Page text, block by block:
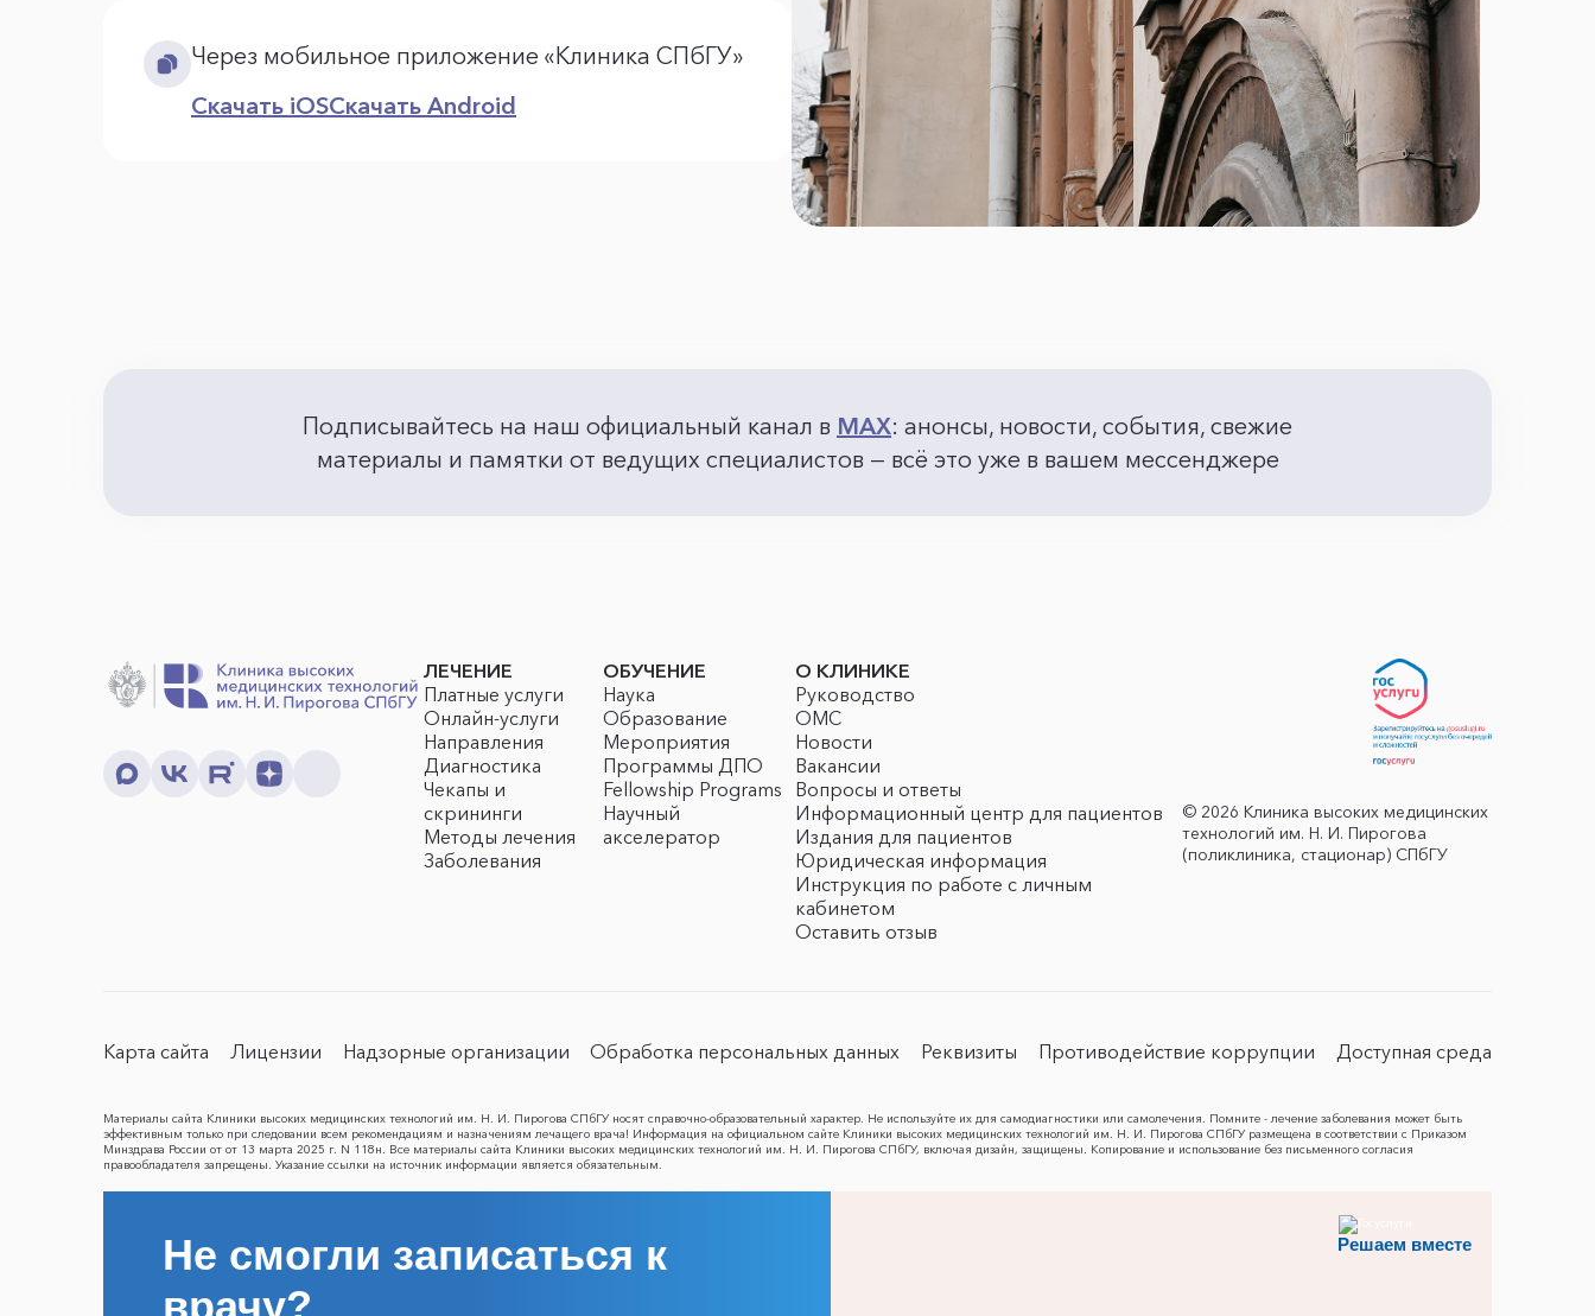
Через мобильное приложение «Клиника СПбГУ»
Скачать iOSСкачать Android
Подписывайтесь на наш официальный канал в MAX: анонсы, новости, события, свежие
материалы и памятки от ведущих специалистов — всё это уже в вашем мессенджере
ЛЕЧЕНИЕ
Платные услуги
Онлайн-услуги
Направления
Диагностика
Чекапы и
скрининги
Методы лечения
Заболевания
ОБУЧЕНИЕ
Наука
Образование
Мероприятия
Программы ДПО
Fellowship Programs
Научный
акселератор
О КЛИНИКЕ
Руководство
ОМС
Новости
Вакансии
Вопросы и ответы
Информационный центр для пациентов
Издания для пациентов
Юридическая информация
Инструкция по работе с личным
кабинетом
Оставить отзыв
© 2026 Клиника высоких медицинских
технологий им. Н. И. Пирогова
(поликлиника, стационар) СПбГУ
Карта сайта Лицензии Надзорные организации Обработка персональных данных Реквизиты Противодействие коррупции Доступная среда
Материалы сайта Клиники высоких медицинских технологий им. Н. И. Пирогова СПбГУ носят справочно-образовательный характер. Не используйте их для самодиагностики или самолечения. Помните - лечение заболевания может быть
эффективным только при следовании всем рекомендациям и назначениям лечащего врача! Информация на официальном сайте Клиники высоких медицинских технологий им. Н. И. Пирогова СПбГУ размещена в соответствии с Приказом
Минздрава России от от 13 марта 2025 г. N 118н. Все материалы сайта Клиники высоких медицинских технологий им. Н. И. Пирогова СПбГУ, включая дизайн, защищены. Копирование и использование без письменного согласия
правообладателя запрещены. Указание ссылки на источник информации является обязательным.
Решаем вместе
Не смогли записаться к
врачу?